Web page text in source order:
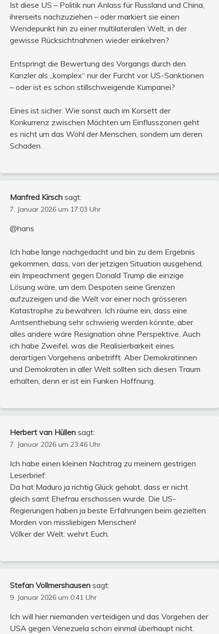
Ist diese US – Politik nun Anlass für Russland und China,
ihrerseits nachzuziehen – oder markiert sie einen
Wendepunkt hin zu einer multilateralen Welt, in der
gewisse Rücksichtnahmen wieder einkehren?
Entspringt die Bewertung des Vorgangs durch den
Kanzler als „komplex“ nur der Furcht vor US-Sanktionen
– oder ist es schon stillschweigende Kumpanei?
Eines ist sicher. Wie sonst auch im Korsett der
Konkurrenz zwischen Mächten um Einflusszonen geht
es nicht um das Wohl der Menschen, sondern um deren
Schaden.
Manfred Kirsch sagt:
7. Januar 2026 um 17:03 Uhr
@hans
Ich habe lange nachgedacht und bin zu dem Ergebnis
gekommen, dass, von der jetzigen Situation ausgehend,
ein Impeachment gegen Donald Trump die einzige
Lösung wäre, um dem Despoten seine Grenzen
aufzuzeigen und die Welt vor einer noch grösseren
Katastrophe zu bewahren. Ich räume ein, dass eine
Amtsenthebung sehr schwierig werden könnte, aber
alles andere wäre Resignation ohne Perspektive. Auch
ich habe Zweifel, was die Realisierbarkeit eines
derartigen Vorgehens anbetrifft. Aber Demokratinnen
und Demokraten in aller Welt sollten sich diesen Traum
erhalten, denn er ist ein Funken Hoffnung.
Herbert van Hüllen sagt:
7. Januar 2026 um 23:46 Uhr
Ich habe einen kleinen Nachtrag zu meinem gestrigen
Leserbrief:
Da hat Maduro ja richtig Glück gehabt, dass er nicht
gleich samt Ehefrau erschossen wurde. Die US-
Regierungen haben ja beste Erfahrungen beim gezielten
Morden von missliebigen Menschen!
Völker der Welt: wehrt Euch.
Stefan Vollmershausen sagt:
9. Januar 2026 um 0:41 Uhr
Ich will hier niemanden verteidigen und das Vorgehen der
USA gegen Venezuela schon einmal überhaupt nicht.